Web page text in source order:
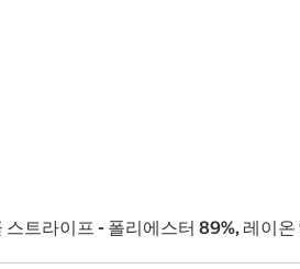
트라이프 - 폴리에스터 89%, 레이